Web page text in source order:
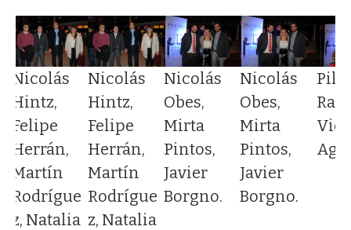
Nicolás
Hintz,
Felipe
Herrán,
Martín
Rodrígue
z, Natalia
Nicolás
Hintz,
Felipe
Herrán,
Martín
Rodrígue
z, Natalia
Nicolás
Obes,
Mirta
Pintos,
Javier
Borgno.
Nicolás
Obes,
Mirta
Pintos,
Javier
Borgno.